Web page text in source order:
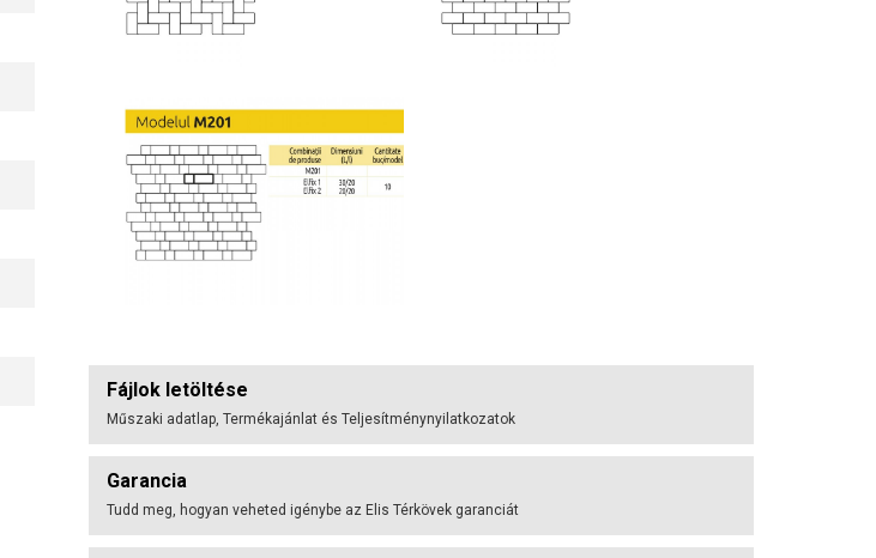
Fájlok letöltése
Műszaki adatlap, Termékajánlat és Teljesítménynyilatkozatok
Garancia
Tudd meg, hogyan veheted igénybe az Elis Térkövek garanciát